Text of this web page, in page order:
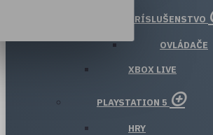
PRÍSLUŠENSTVO
OVLÁDAČE
XBOX LIVE
PLAYSTATION 5
HRY